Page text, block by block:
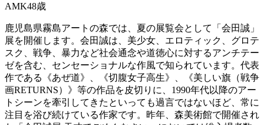
鹿児島県霧島アートの森では、夏の展覧会として「会田誠」
展を開催します。会田誠は、美少女、エロティック、グロテ
スク、戦争、暴力など社会通念や道徳心に対するアンチテー
ゼを含む、センセーショナルな作風で知られています。代表
作である《あぜ道》、《切腹女子高生》、《美しい旗（戦争
画RETURNS）》等の作品を皮切りに、1990年代以降のアー
トシーンを牽引してきたといっても過言ではないほど、常に
注目を浴び続けている作家です。昨年、森美術館で開催され